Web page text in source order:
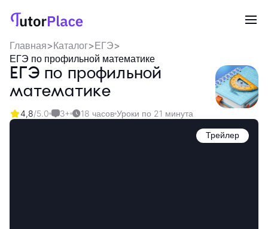
Главная>Каталог>ЕГЭ>
ЕГЭ по профильной математике
ЕГЭ по профильной
математике
4,8/5.0 3+ 18 часов Уроки по 21 минута
Трейлер